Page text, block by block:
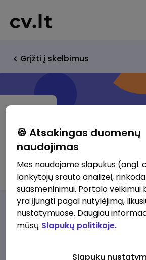
Grįžti į skelbimus
FELIT UAB
Darbo pasiūlymaiApie mus
darbo pasiūlymų
🍪 Atsakingas duomenų
naudojimas
Mes naudojame slapukus (angl.
lankytojų srauto analizei,
suasmeninimui. Portalo veikimui
yra įjungti pagal nutylėjimą,
nustatymuose. Daugiau
mūsų Slapukų politikoje.
Slapukų